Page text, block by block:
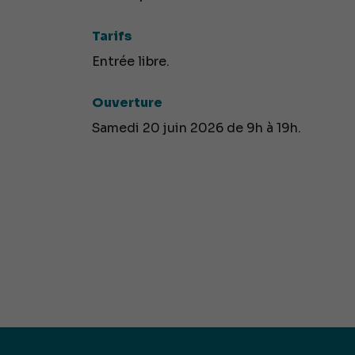
Tarifs
Entrée libre.
Ouverture
Samedi 20 juin 2026 de 9h à 19h.